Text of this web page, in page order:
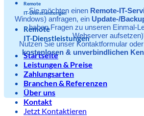
Remote
IT-Dienstleistungen
Remote
IT-Dienstleistungen
Startseite
Leistungen & Preise
Zahlungsarten
Branchen & Referenzen
Über uns
Kontakt
Jetzt Kontaktieren
Sie möchten einen Remote-IT-
Windows) anfragen, ein Update-/
haben Fragen zu unseren Einmal-
Webserver
Nutzen Sie unser Kontaktformular
kostenlosen & unverbindlichen